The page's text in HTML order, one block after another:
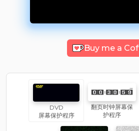
Buy me a
DVD
屏幕保护程序
翻页时钟屏幕保
护程序